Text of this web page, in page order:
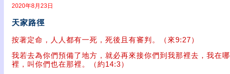
2020年8月23日
天家路徑
按著定命，人人都有一死，死後且有審判。（來9:27）
我若去為你們預備了地方，就必再來接你們到我那裡去，我在哪
裡，叫你們也在那裡。（約14:3）